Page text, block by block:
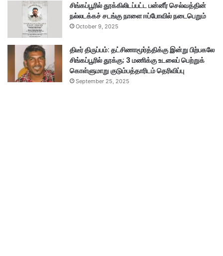
சிங்கப்பூரில் தூக்கிலிடப்பட்ட பன்னீர் செல்வத்தின்
நல்லடக்கச் சடங்கு நாளை ஈப்போவில் நடைபெறும்
October 9, 2025
திடீர் திருப்பம்: தட்சிணாமூர்த்திக்கு இன்று பிற்பகலே
சிங்கப்பூரில் தூக்கு; 3 மணிக்கு உடலைப் பெற்றுக்
கொள்ளுமாறு குடும்பத்தாரிடம் தெரிவிப்பு
September 25, 2025